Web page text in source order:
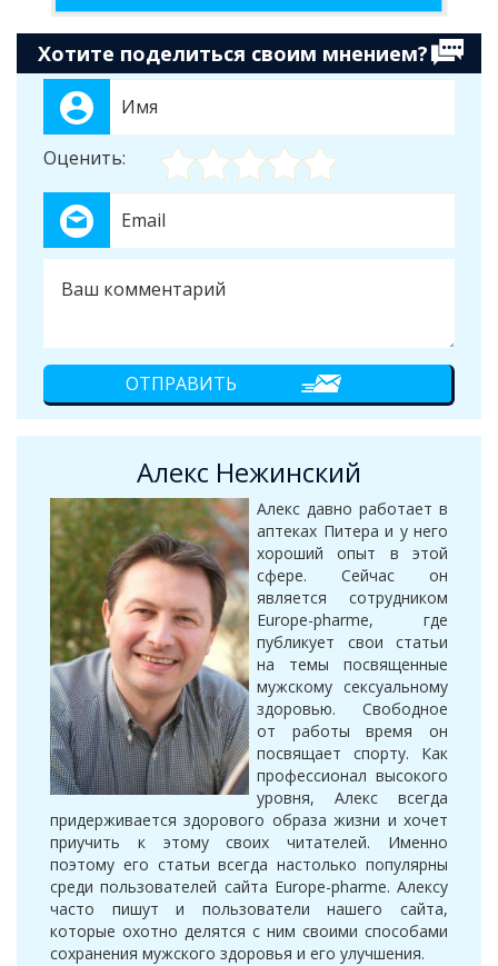
Хотите поделиться своим мнением?
Оценить:
Алекс Нежинский
Алекс давно работает в
аптеках Питера и у него
хороший опыт в этой
сфере. Сейчас он
является сотрудником
Europe-pharme, где
публикует свои статьи
на темы посвященные
мужскому сексуальному
здоровью. Свободное
от работы время он
посвящает спорту. Как
профессионал высокого
уровня, Алекс всегда
придерживается здорового образа жизни и хочет
приучить к этому своих читателей. Именно
поэтому его статьи всегда настолько популярны
среди пользователей сайта Europe-pharme. Алексу
часто пишут и пользователи нашего сайта,
которые охотно делятся с ним своими способами
сохранения мужского здоровья и его улучшения.